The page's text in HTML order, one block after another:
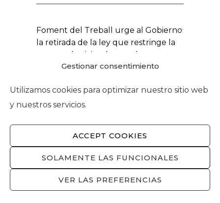
Gestionar consentimiento
Utilizamos cookies para optimizar nuestro sitio web
y nuestros servicios.
ACCEPT COOKIES
SOLAMENTE LAS FUNCIONALES
VER LAS PREFERENCIAS
Foment del Treball urge al Gobierno
la retirada de la ley que restringe la
compra de vivienda tras el
contundente dictamen del Consejo
los ataques a la propiedad privada
5 de agosto de 2026
Foment alerta del repunte del paro
en julio a pesar del buen
comportamiento de la afiliación